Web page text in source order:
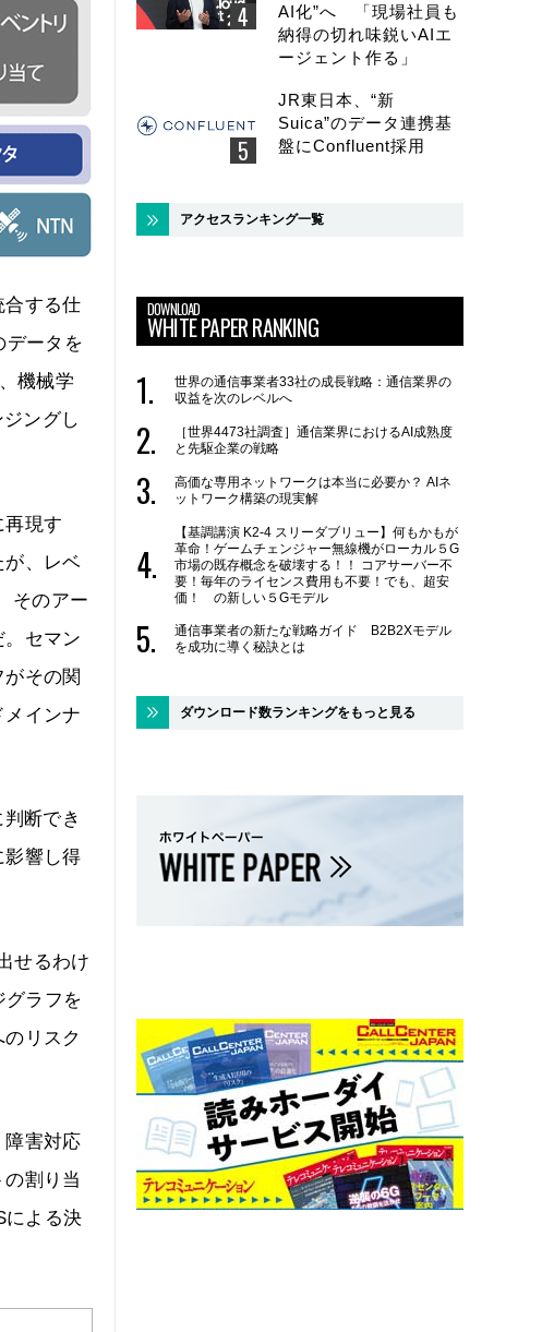
合する仕
データを
機械学
ングし
再現す
が、レベ
そのアー
セマン
その関
インナ
断でき
影響し得
せるわけ
グラフを
リスク
障害対応
割り当
による決
AI化”へ 「現場社員も
納得の切れ味鋭いAIエ
ージェント作る」
JR東日本、“新
Suica”のデータ連携基
盤にConfluent採用
アクセスランキング一覧
DOWNLOAD
WHITE PAPER RANKING
世界の通信事業者33社の成長戦略：通信業界の
収益を次のレベルへ
［世界4473社調査］通信業界におけるAI成熟度
と先駆企業の戦略
高価な専用ネットワークは本当に必要か？ AIネ
ットワーク構築の現実解
【基調講演 K2-4 スリーダブリュー】何もかもが
革命！ゲームチェンジャー無線機がローカル５G
市場の既存概念を破壊する！！ コアサーバー不
要！毎年のライセンス費用も不要！でも、超安
価！ の新しい５Gモデル
通信事業者の新たな戦略ガイド B2B2Xモデル
を成功に導く秘訣とは
ダウンロード数ランキングをもっと見る